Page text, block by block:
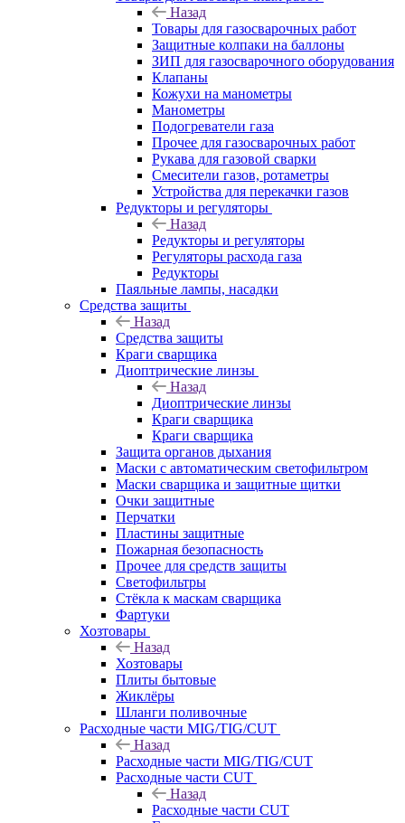
Назад
Товары для газосварочных работ
Защитные колпаки на баллоны
ЗИП для газосварочного оборудования
Клапаны
Кожухи на манометры
Манометры
Подогреватели газа
Прочее для газосварочных работ
Рукава для газовой сварки
Смесители газов, ротаметры
Устройства для перекачки газов
Редукторы и регуляторы
Назад
Редукторы и регуляторы
Регуляторы расхода газа
Редукторы
Паяльные лампы, насадки
Средства защиты
Назад
Средства защиты
Краги сварщика
Диоптрические линзы
Назад
Диоптрические линзы
Краги сварщика
Краги сварщика
Защита органов дыхания
Маски с автоматическим светофильтром
Маски сварщика и защитные щитки
Очки защитные
Перчатки
Пластины защитные
Пожарная безопасность
Прочее для средств защиты
Светофильтры
Стёкла к маскам сварщика
Фартуки
Хозтовары
Назад
Хозтовары
Плиты бытовые
Жиклёры
Шланги поливочные
Расходные части MIG/TIG/CUT
Назад
Расходные части MIG/TIG/CUT
Расходные части CUT
Назад
Расходные части CUT